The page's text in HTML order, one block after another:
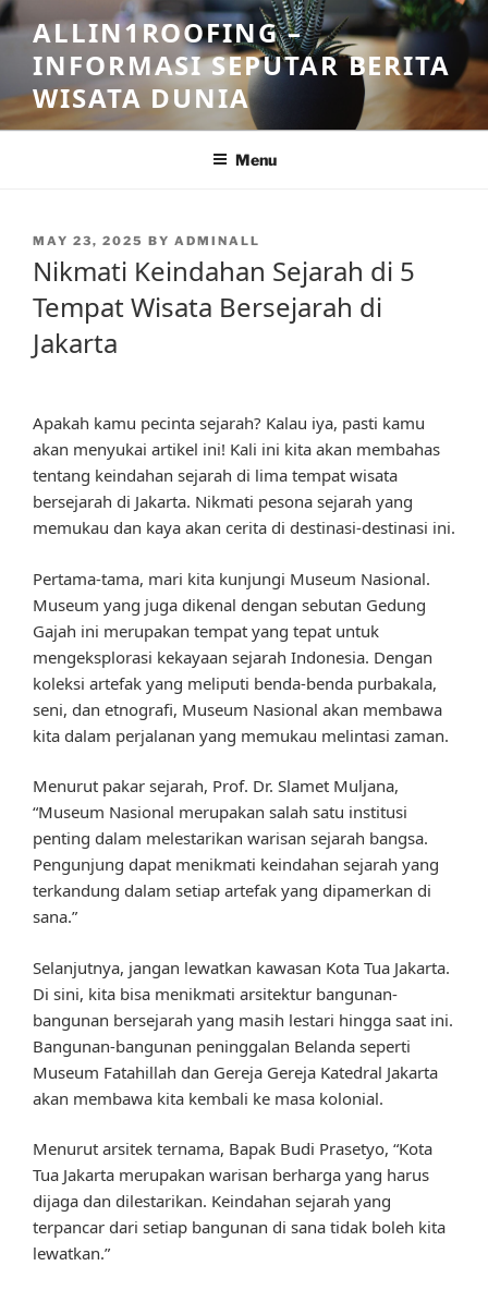
Skip
to
content
ALLIN1ROOFING –
INFORMASI SEPUTAR BERITA
WISATA DUNIA
Menu
POSTED
MAY 23, 2025 BY ADMINALL
Nikmati Keindahan Sejarah di 5
Tempat Wisata Bersejarah di
Jakarta
Apakah kamu pecinta sejarah? Kalau iya, pasti kamu
akan menyukai artikel ini! Kali ini kita akan membahas
tentang keindahan sejarah di lima tempat wisata
bersejarah di Jakarta. Nikmati pesona sejarah yang
memukau dan kaya akan cerita di destinasi-destinasi ini.
Pertama-tama, mari kita kunjungi Museum Nasional.
Museum yang juga dikenal dengan sebutan Gedung
Gajah ini merupakan tempat yang tepat untuk
mengeksplorasi kekayaan sejarah Indonesia. Dengan
koleksi artefak yang meliputi benda-benda purbakala,
seni, dan etnografi, Museum Nasional akan membawa
kita dalam perjalanan yang memukau melintasi zaman.
Menurut pakar sejarah, Prof. Dr. Slamet Muljana,
“Museum Nasional merupakan salah satu institusi
penting dalam melestarikan warisan sejarah bangsa.
Pengunjung dapat menikmati keindahan sejarah yang
terkandung dalam setiap artefak yang dipamerkan di
sana.”
Selanjutnya, jangan lewatkan kawasan Kota Tua Jakarta.
Di sini, kita bisa menikmati arsitektur bangunan-
bangunan bersejarah yang masih lestari hingga saat ini.
Bangunan-bangunan peninggalan Belanda seperti
Museum Fatahillah dan Gereja Gereja Katedral Jakarta
akan membawa kita kembali ke masa kolonial.
Menurut arsitek ternama, Bapak Budi Prasetyo, “Kota
Tua Jakarta merupakan warisan berharga yang harus
dijaga dan dilestarikan. Keindahan sejarah yang
terpancar dari setiap bangunan di sana tidak boleh kita
lewatkan.”